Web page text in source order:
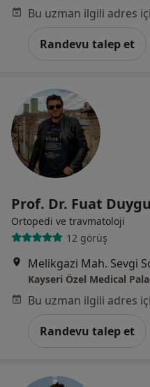
Randevu talep et
Prof. Dr. Fuat
Ortopedi ve travmatoloji
12 görüş
Melikgazi Mah. Sevgi
Kayseri Özel Medical
Randevu talep et